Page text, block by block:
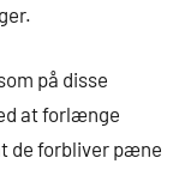
på disse
at forlænge
de forbliver pæne